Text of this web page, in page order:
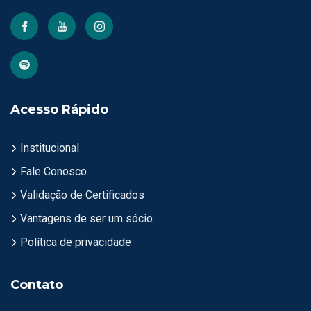
Acesso Rápido
Institucional
Fale Conosco
Validação de Certificados
Vantagens de ser um sócio
Política de privacidade
Contato